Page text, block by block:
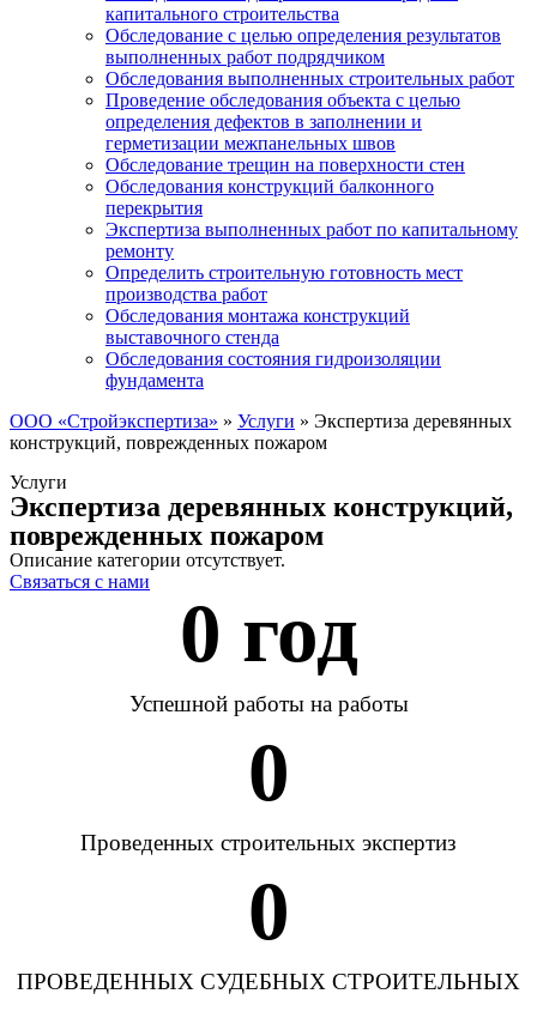
капитального строительства
Обследование с целью определения результатов
выполненных работ подрядчиком
Обследования выполненных строительных работ
Проведение обследования объекта с целью
определения дефектов в заполнении и
герметизации межпанельных швов
Обследование трещин на поверхности стен
Обследования конструкций балконного
перекрытия
Экспертиза выполненных работ по капитальному
ремонту
Определить строительную готовность мест
производства работ
Обследования монтажа конструкций
выставочного стенда
Обследования состояния гидроизоляции
фундамента
ООО «Стройэкспертиза» » Услуги » Экспертиза деревянных
конструкций, поврежденных пожаром
Услуги
Экспертиза деревянных конструкций,
поврежденных пожаром
Описание категории отсутствует.
Связаться с нами
0 год
Успешной работы на работы
0
Проведенных строительных экспертиз
0
ПРОВЕДЕННЫХ СУДЕБНЫХ СТРОИТЕЛЬНЫХ